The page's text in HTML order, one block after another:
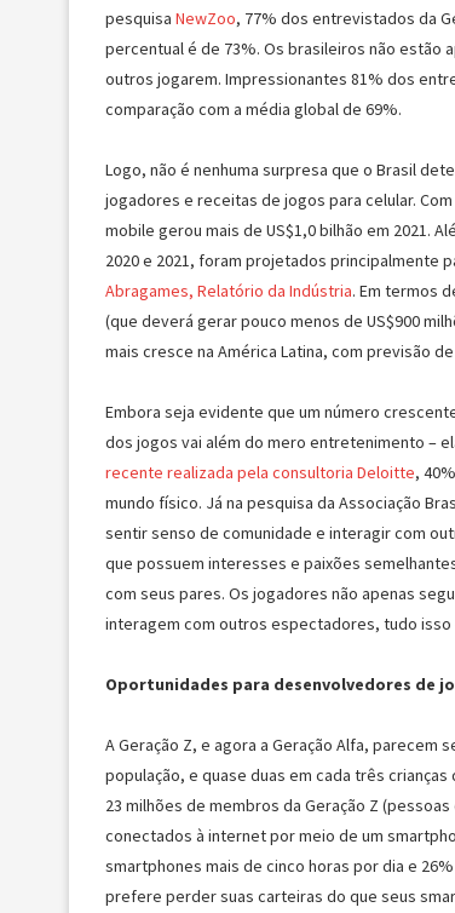
pesquisa NewZoo, 77% dos entrevistados da
percentual é de 73%. Os brasileiros não estão
outros jogarem. Impressionantes 81% dos
comparação com a média global de 69%.
Logo, não é nenhuma surpresa que o Brasil
jogadores e receitas de jogos para celular.
mobile gerou mais de US$1,0 bilhão em 2021.
2020 e 2021, foram projetados principalmente
Abragames, Relatório da Indústria. Em termos
(que deverá gerar pouco menos de US$900
mais cresce na América Latina, com previsão
Embora seja evidente que um número
dos jogos vai além do mero entretenimento –
recente realizada pela consultoria Deloitte,
mundo físico. Já na pesquisa da Associação
sentir senso de comunidade e interagir com
que possuem interesses e paixões
com seus pares. Os jogadores não apenas
interagem com outros espectadores, tudo
Oportunidades para desenvolvedores de
A Geração Z, e agora a Geração Alfa, parecem
população, e quase duas em cada três crianças
23 milhões de membros da Geração Z
conectados à internet por meio de um
smartphones mais de cinco horas por dia e
prefere perder suas carteiras do que seus